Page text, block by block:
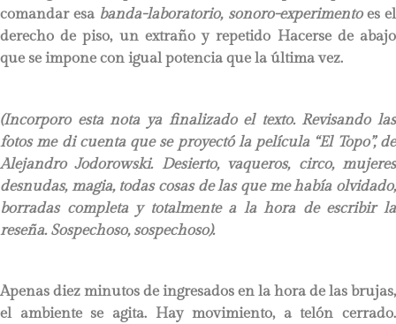
comandar esa banda-laboratorio, sonoro-experimentoes el
derecho de piso, un extraño y repetido Hacerse de abajo
que se impone con igual potencia que la última vez.
(Incorporo esta nota ya finalizado el texto. Revisando las
fotos me di cuenta que se proyectó la película “El Topo”, de
Alejandro Jodorowski. Desierto, vaqueros, circo, mujeres
desnudas, magia, todas cosas de las que me había olvidado,
borradas completa y totalmente a la hora de escribir la
reseña. Sospechoso, sospechoso).
Apenas diez minutos de ingresados en la hora de las brujas,
el ambiente se agita. Hay movimiento, a telón cerrado.